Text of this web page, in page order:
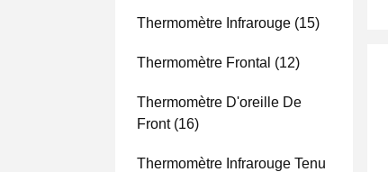
Thermomètre Infrarouge (15)
Thermomètre Frontal (12)
Thermomètre D'oreille De
Front(16)
Thermomètre Infrarouge Tenu